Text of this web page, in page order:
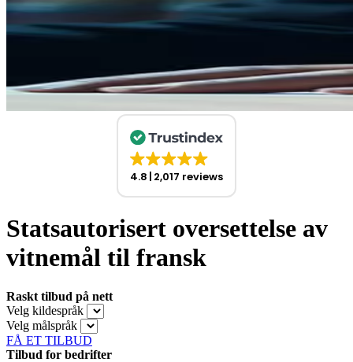
4.8 2,017 reviews
Statsautorisert oversettelse av
vitnemål til fransk
Raskt tilbud på nett
Velg kildespråk
Velg målspråk
FÅ ET TILBUD
Tilbud for bedrifter